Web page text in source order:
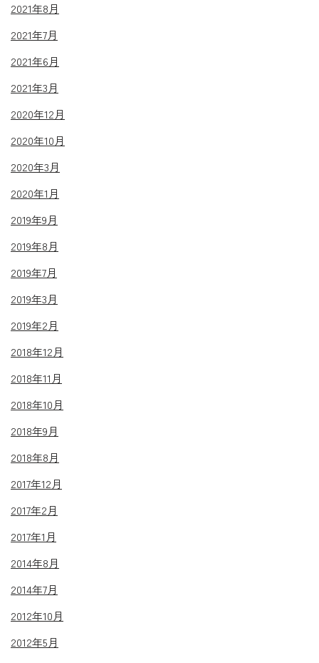
2021年8月
2021年7月
2021年6月
2021年3月
2020年12月
2020年10月
2020年3月
2020年1月
2019年9月
2019年8月
2019年7月
2019年3月
2019年2月
2018年12月
2018年11月
2018年10月
2018年9月
2018年8月
2017年12月
2017年2月
2017年1月
2014年8月
2014年7月
2012年10月
2012年5月